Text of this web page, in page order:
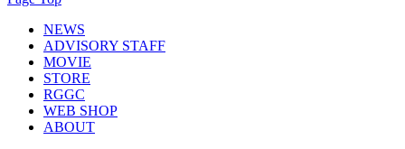
NEWS
ADVISORY STAFF
MOVIE
STORE
RGGC
WEB SHOP
ABOUT